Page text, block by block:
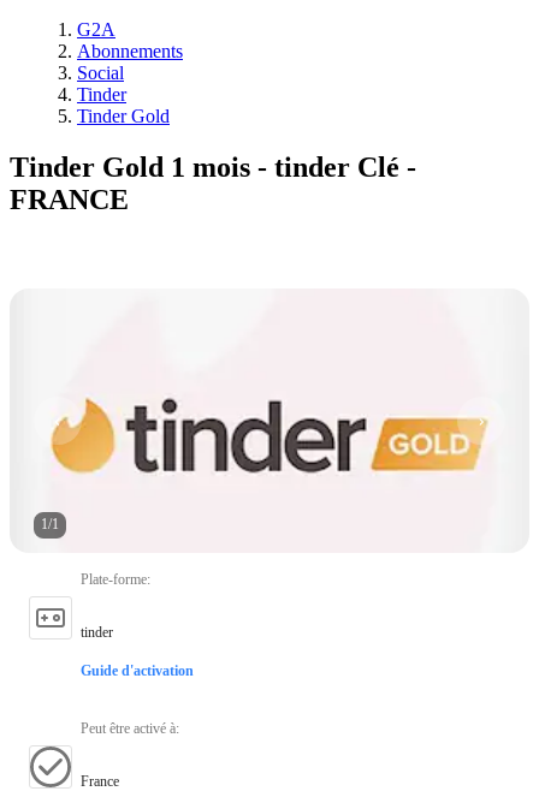
G2A
Abonnements
Social
Tinder
Tinder Gold
Tinder Gold 1 mois - tinder Clé -
FRANCE
1/1
Plate-forme:
tinder
Guide d'activation
Peut être activé à:
France